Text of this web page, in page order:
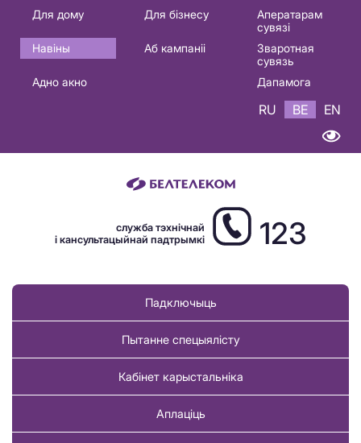
Основная
навигация
BE
Для дому Для бізнесу
Аператарам
сувязі
Навіны
Аб кампаніі
Зваротная
сувязь
Адно акно
Дапамога
RU BE EN
служба тэхнічнай
і кансультацыйнай падтрымкі
123
Падключыць
Пытанне спецыялісту
Кабінет карыстальніка
Аплаціць